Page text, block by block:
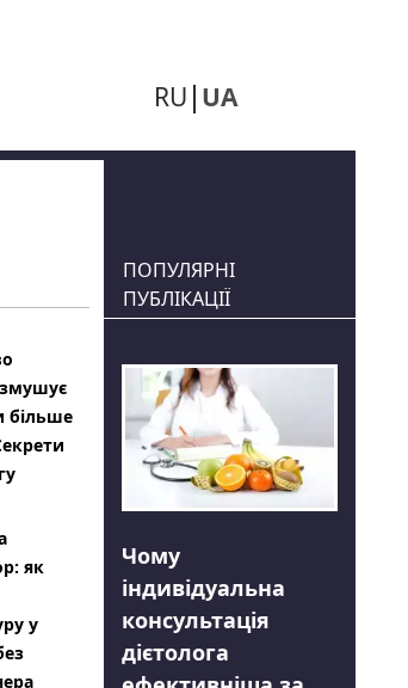
RU UA
більше
як
у
ПОПУЛЯРНІ
ПУБЛІКАЦІЇ
Чому
індивідуальна
консультація
дієтолога